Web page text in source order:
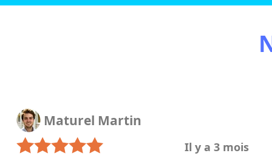
Maturel Martin
Il y a 3 mois